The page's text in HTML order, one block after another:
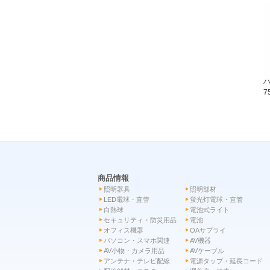
商品情報
照明器具
照明部材
LED電球・直管
蛍光灯電球・直管
白熱球
電池式ライト
セキュリティ・防災用品
電池
オフィス機器
OAサプライ
パソコン・スマホ関連
AV機器
AV小物・カメラ用品
AVケーブル
アンテナ・テレビ配線
電源タップ・延長コード